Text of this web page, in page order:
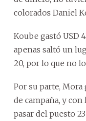
colorados Daniel
Koube gastó USD
apenas saltó un
20, por lo que no
Por su parte, Mora
de campaña, y
pasar del puesto